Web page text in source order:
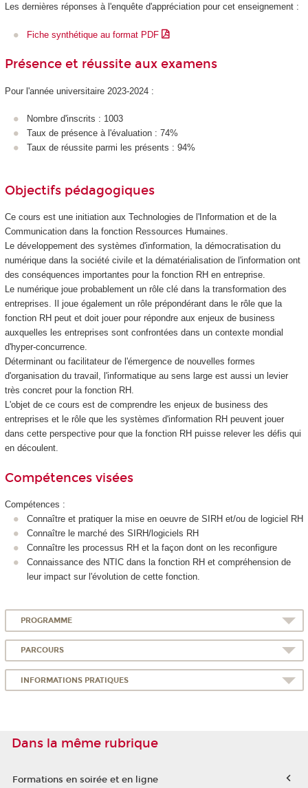
Les dernières réponses à l'enquête d'appréciation pour cet enseignement :
Fiche synthétique au format PDF
Présence et réussite aux examens
Pour l'année universitaire 2023-2024 :
Nombre d'inscrits : 1003
Taux de présence à l'évaluation : 74%
Taux de réussite parmi les présents : 94%
Objectifs pédagogiques
Ce cours est une initiation aux Technologies de l'Information et de la
Communication dans la fonction Ressources Humaines.
Le développement des systèmes d'information, la démocratisation du
numérique dans la société civile et la dématérialisation de l'information ont
des conséquences importantes pour la fonction RH en entreprise.
Le numérique joue probablement un rôle clé dans la transformation des
entreprises. Il joue également un rôle prépondérant dans le rôle que la
fonction RH peut et doit jouer pour répondre aux enjeux de business
auxquelles les entreprises sont confrontées dans un contexte mondial
d'hyper-concurrence.
Déterminant ou facilitateur de l'émergence de nouvelles formes
d'organisation du travail, l'informatique au sens large est aussi un levier
très concret pour la fonction RH.
L'objet de ce cours est de comprendre les enjeux de business des
entreprises et le rôle que les systèmes d'information RH peuvent jouer
dans cette perspective pour que la fonction RH puisse relever les défis qui
en découlent.
Compétences visées
Compétences :
Connaître et pratiquer la mise en oeuvre de SIRH et/ou de logiciel RH
Connaître le marché des SIRH/logiciels RH
Connaître les processus RH et la façon dont on les reconfigure
Connaissance des NTIC dans la fonction RH et compréhension de
leur impact sur l'évolution de cette fonction.
PROGRAMME
PARCOURS
INFORMATIONS PRATIQUES
Dans la même rubrique
Formations en soirée et en ligne